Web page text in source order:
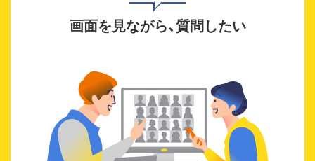
画面を見ながら、質問したい